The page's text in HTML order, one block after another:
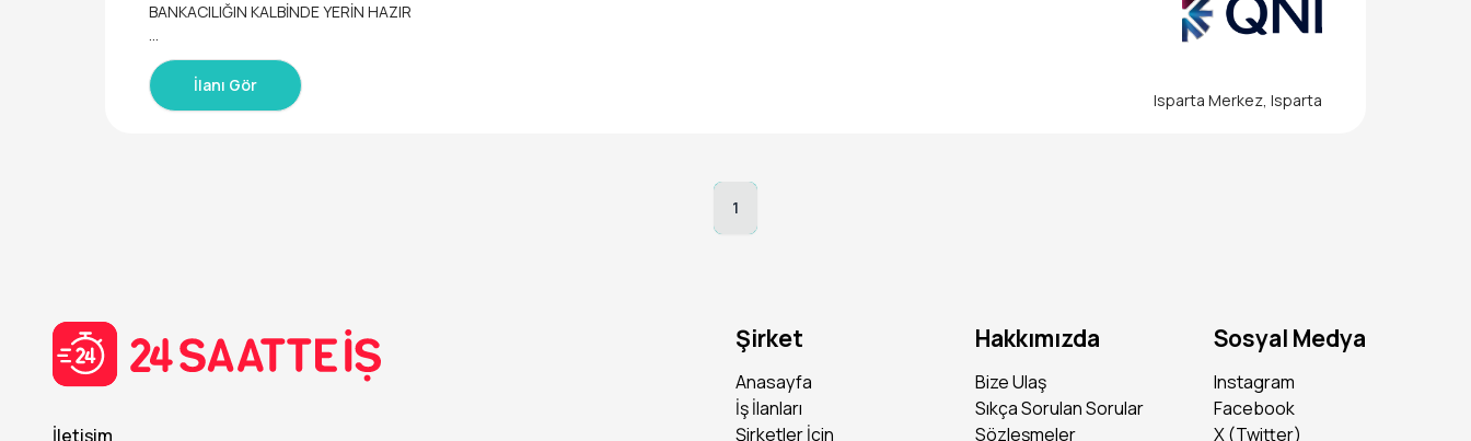
Isparta Merkez, Isparta
BANKACILIĞIN KALBİNDE YERİN HAZIR
Bankacılık mesleğinin kalbinde müşterilerin ihtiyaçları yatar. Bu ihtiyaçlara doğru yanıtı verebilmek adına iletişim yeteneğini ve analitik düşün
me becerilerini kullanarak fark yaratabileceğini düşünüyorsan, bireysel bankacılık ürünlerinin sahada satışını gerçekleştirebilirim diyorsan d
oğru yerdesin.
QNB için müşterilerinin mutluluğu kadar çalışanlarının da mutluluğu önemli. Kariyer yolculuğunda daima yanında olacak ve gelişimin için seninl
Sahada aktif olarak çalışma fırsatı
Bankacılık kariyerine sağlam bir başlangıç
Çalışanlarının mutluluğuna ve gelişimine önem veren bir kurumun parçası olma
Satış yeteneklerinin değer göreceği ve ilerlemenin destekleneceği bir kariyer yolculuğu
İlanı Gör
1
İletişim
Şirket
Anasayfa
İş İlanları
Şirketler İçin
Hakkımızda
Bize Ulaş
Sıkça Sorulan Sorular
Sözleşmeler
Sosyal Medya
Instagram
Facebook
X (Twitter)